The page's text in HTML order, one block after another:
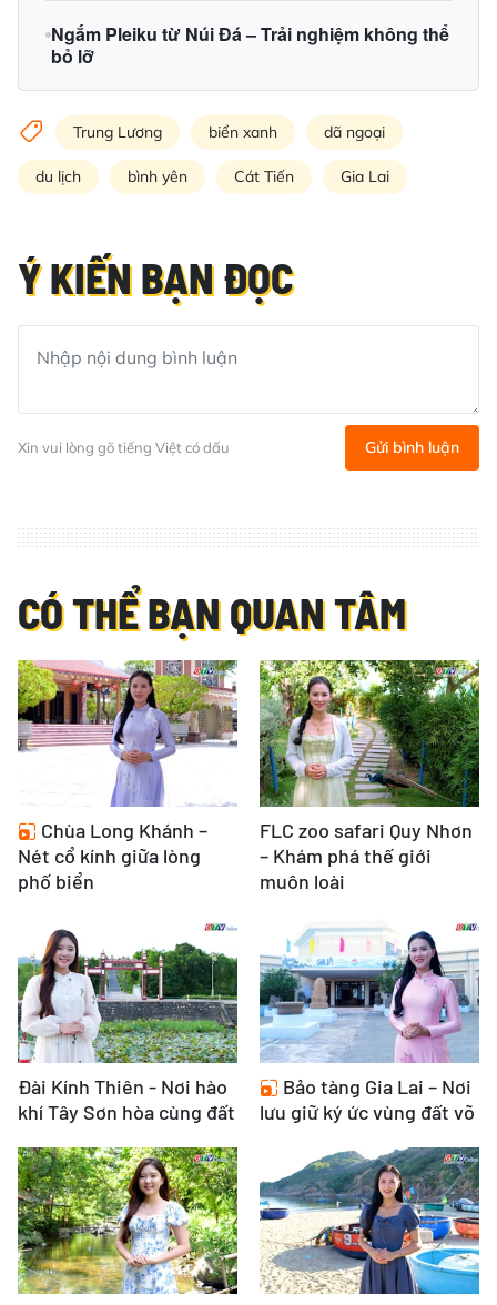
Ngắm Pleiku từ Núi Đá – Trải nghiệm không thể
bỏ lỡ
Trung Lương biển xanh dã ngoại
du lịch bình yên Cát Tiến Gia Lai
Ý KIẾN BẠN ĐỌC
Xin vui lòng gõ tiếng Việt có dấu Gửi bình luận
CÓ THỂ BẠN QUAN TÂM
Chùa Long Khánh –
Nét cổ kính giữa lòng
phố biển
FLC zoo safari Quy Nhơn
– Khám phá thế giới
muôn loài
Đài Kính Thiên - Nơi hào
khí Tây Sơn hòa cùng đất
Bảo tàng Gia Lai – Nơi
lưu giữ ký ức vùng đất võ